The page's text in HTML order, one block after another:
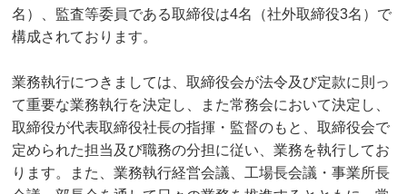
名）、監査等委員である取締役は4名（社外取締役3名）で
構成されております。
業務執行につきましては、取締役会が法令及び定款に則っ
て重要な業務執行を決定し、また常務会において決定し、
取締役が代表取締役社長の指揮・監督のもと、取締役会で
定められた担当及び職務の分担に従い、業務を執行してお
ります。また、業務執行経営会議、工場長会議・事業所長